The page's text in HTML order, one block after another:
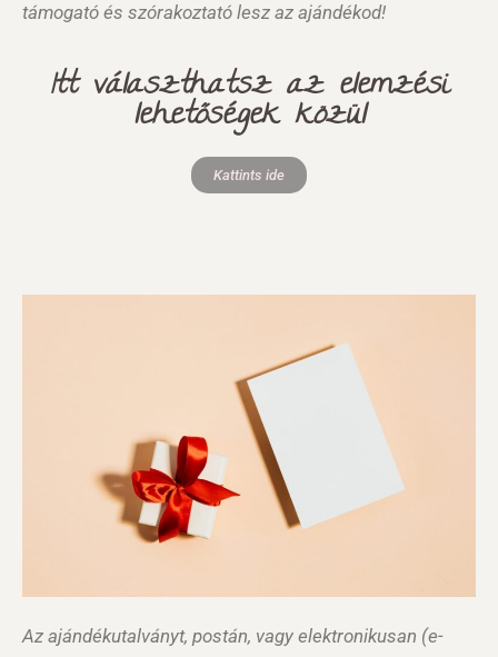
támogató és szórakoztató lesz az ajándékod!
Itt választhatsz az elemzési
lehetőségek közül
Kattints ide
Az ajándékutalványt, postán, vagy elektronikusan (e-